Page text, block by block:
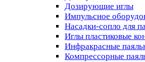
Дозирующие иглы
Импульсное
Насадки-сопло для
Иглы пластиковые
Инфракрасные
Компрессорные